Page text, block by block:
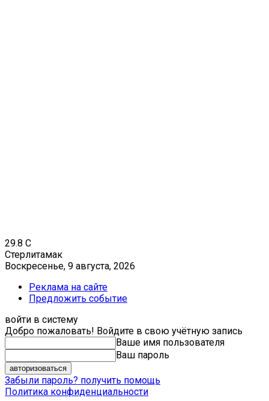
29.8 C
Стерлитамак
Воскресенье, 9 августа, 2026
Реклама на сайте
Предложить событие
войти в систему
Добро пожаловать! Войдите в свою учётную запись
Ваше имя пользователя
Ваш пароль
Забыли пароль? получить помощь
Политика конфиденциальности